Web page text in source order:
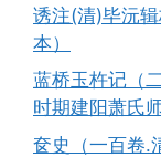
诱注(清)毕沅
本）
蓝桥玉杵记（
时期建阳萧氏
奁史（一百卷.